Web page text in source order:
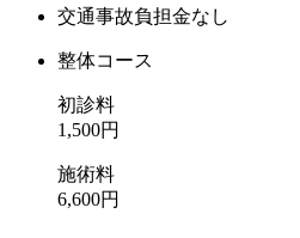
交通事故負担金なし
整体コース
初診料
1,500円
施術料
6,600円